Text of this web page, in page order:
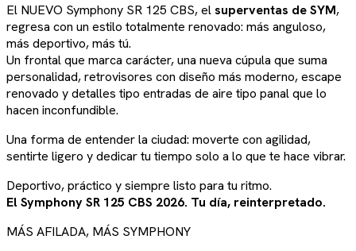
El NUEVO Symphony SR 125 CBS, elsuperventas de SYM,
regresa con un estilo totalmente renovado: más anguloso,
más deportivo, más tú.
Un frontal que marca carácter, una nueva cúpula que suma
personalidad, retrovisores con diseño más moderno, escape
renovado y detalles tipo entradas de aire tipo panal que lo
hacen inconfundible.
Una forma de entender la ciudad: moverte con agilidad,
sentirte ligero y dedicar tu tiempo solo a lo que te hace vibrar.
Deportivo, práctico y siempre listo para tu ritmo.
El Symphony SR 125 CBS 2026. Tu día, reinterpretado.
MÁS AFILADA, MÁS SYMPHONY